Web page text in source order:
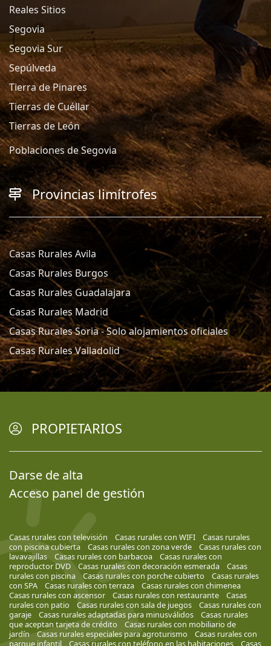
Reales Sitios
Segovia
Segovia Sur
Sepúlveda
Tierra de Pinares
Tierras de Cuéllar
Tierras de León
Poblaciones de Segovia
Provincias limítrofes
Casas Rurales Avila
Casas Rurales Burgos
Casas Rurales Guadalajara
Casas Rurales Madrid
Casas Rurales Soria - Solo alojamientos oficiales
Casas Rurales Valladolid
PROPIETARIOS
Darse de alta
Acceso panel de gestión
Casas rurales con televisión Casas rurales con WIFI
Casas rurales
con piscina cubierta
Casas rurales con zona verde
Casas rurales con
lavavajillas
Casas rurales con barbacoa
Casas rurales con
reproductor DVD
Casas rurales con decoración esmerada
Casas
rurales con piscina
Casas rurales con porche cubierto
Casas rurales
con SPA
Casas rurales con terraza
Casas rurales con chimenea
Casas rurales con ascensor
Casas rurales con restaurante
Casas
rurales con patio
Casas rurales con sala de juegos
Casas rurales con
garaje
Casas rurales adaptadas para minusválidos
Casas rurales
que aceptan tarjeta de crédito
Casas rurales con mobiliario de
jardín
Casas rurales especiales para agroturismo
Casas rurales con
parque infantil
Casas rurales con teléfono en las habitaciones Casas